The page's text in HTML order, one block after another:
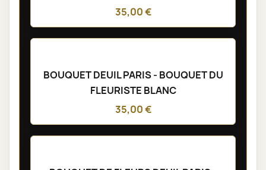
35,00 €
BOUQUET DEUIL PARIS - BOUQUET DU
FLEURISTE BLANC
35,00 €